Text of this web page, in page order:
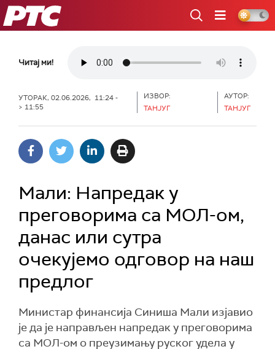
РТС
Читај ми!
УТОРАК, 02.06.2026, 11:24 -
> 11:55
ИЗВОР:
ТАНЈУГ
АУТОР:
ТАНЈУГ
Мали: Напредак у
преговорима са МОЛ-ом,
данас или сутра
очекујемо одговор на наш
предлог
Министар финансија Синиша Мали изјавио
је да је направљен напредак у преговорима
са МОЛ-ом о преузимању руског удела у